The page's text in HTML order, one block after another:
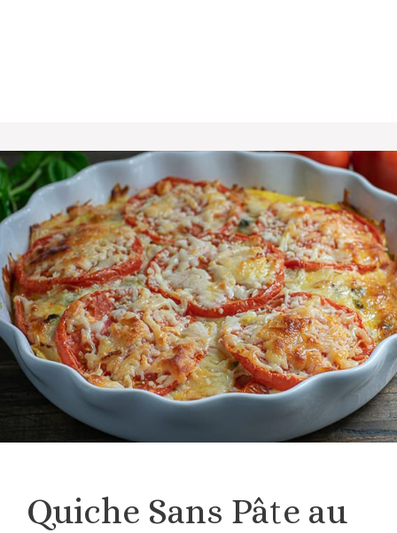
Quiche Sans Pâte au